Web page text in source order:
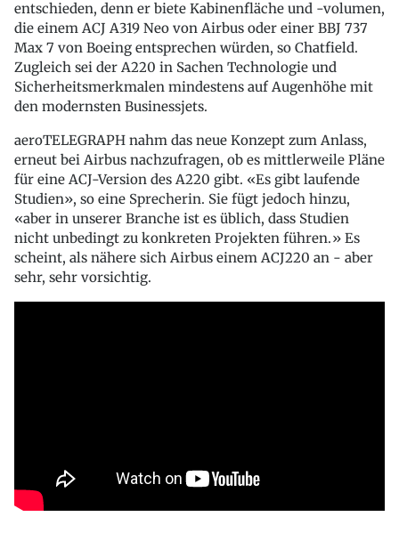
entschieden, denn er biete Kabinenfläche und -volumen,
die einem ACJ A319 Neo von Airbus oder einer BBJ 737
Max 7 von Boeing entsprechen würden, so Chatfield.
Zugleich sei der A220 in Sachen Technologie und
Sicherheitsmerkmalen mindestens auf Augenhöhe mit
den modernsten Businessjets.
aeroTELEGRAPH nahm das neue Konzept zum Anlass,
erneut bei Airbus nachzufragen, ob es mittlerweile Pläne
für eine ACJ-Version des A220 gibt. «Es gibt laufende
Studien», so eine Sprecherin. Sie fügt jedoch hinzu,
«aber in unserer Branche ist es üblich, dass Studien
nicht unbedingt zu konkreten Projekten führen.» Es
scheint, als nähere sich Airbus einem ACJ220 an - aber
sehr, sehr vorsichtig.